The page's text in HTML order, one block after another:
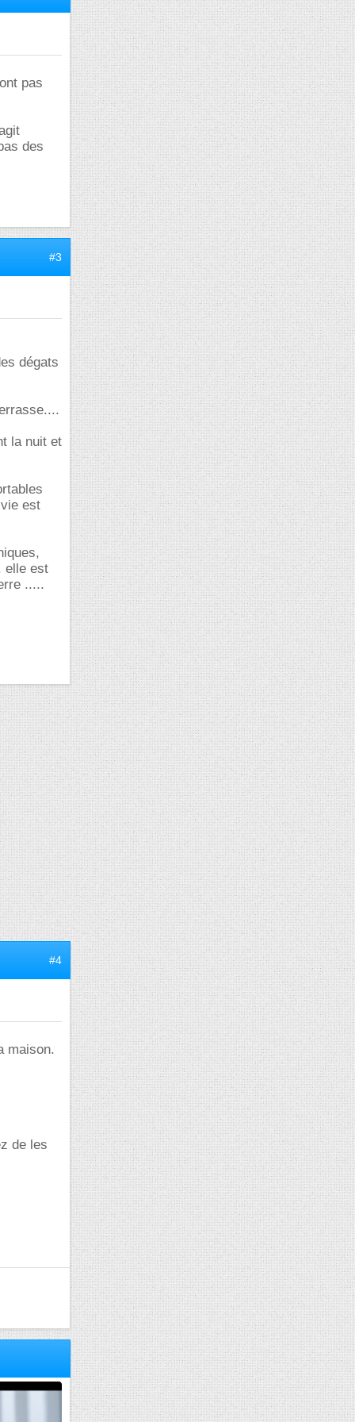
pas
des
#3
dégats
la nuit et
est
elle est
.....
#4
maison.
de les